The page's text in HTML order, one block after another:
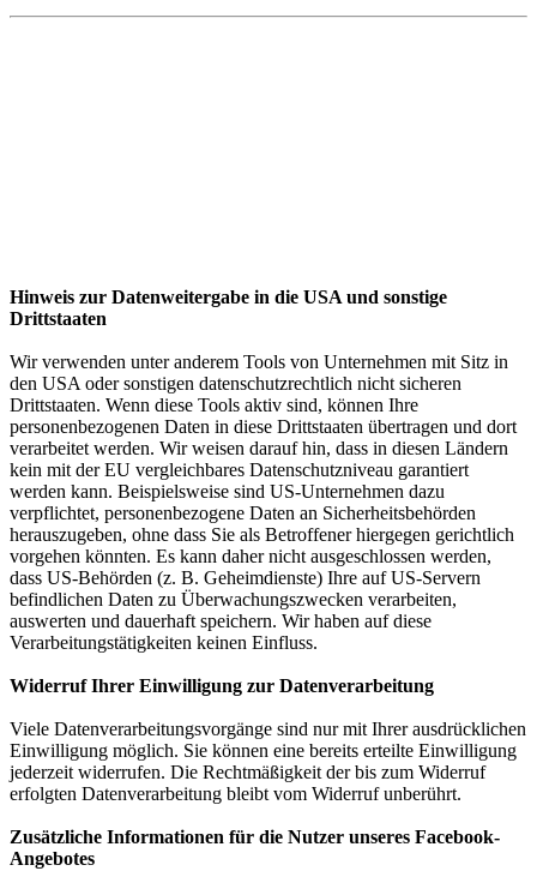
Hinweis zur Datenweitergabe in die USA und sonstige
Drittstaaten
Wir verwenden unter anderem Tools von Unternehmen mit Sitz in
den USA oder sonstigen datenschutzrechtlich nicht sicheren
Drittstaaten. Wenn diese Tools aktiv sind, können Ihre
personenbezogenen Daten in diese Drittstaaten übertragen und dort
verarbeitet werden. Wir weisen darauf hin, dass in diesen Ländern
kein mit der EU vergleichbares Datenschutzniveau garantiert
werden kann. Beispielsweise sind US-Unternehmen dazu
verpflichtet, personenbezogene Daten an Sicherheitsbehörden
herauszugeben, ohne dass Sie als Betroffener hiergegen gerichtlich
vorgehen könnten. Es kann daher nicht ausgeschlossen werden,
dass US-Behörden (z. B. Geheimdienste) Ihre auf US-Servern
befindlichen Daten zu Überwachungszwecken verarbeiten,
auswerten und dauerhaft speichern. Wir haben auf diese
Verarbeitungstätigkeiten keinen Einfluss.
Widerruf Ihrer Einwilligung zur Datenverarbeitung
Viele Datenverarbeitungsvorgänge sind nur mit Ihrer ausdrücklichen
Einwilligung möglich. Sie können eine bereits erteilte Einwilligung
jederzeit widerrufen. Die Rechtmäßigkeit der bis zum Widerruf
erfolgten Datenverarbeitung bleibt vom Widerruf unberührt.
Zusätzliche Informationen für die Nutzer unseres Facebook-
Angebotes